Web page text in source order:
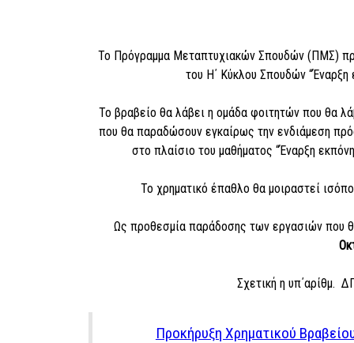
Το Πρόγραμμα Μεταπτυχιακών Σπουδών (ΠΜΣ)
του Η΄ Κύκλου Σπουδών “Έναρξη
Το βραβείο θα λάβει η ομάδα φοιτητών που θα
που θα παραδώσουν εγκαίρως την ενδιάμεση
στο πλαίσιο του μαθήματος “Έναρξη
Το χρηματικό έπαθλο θα μοιραστεί
Ως προθεσμία παράδοσης των εργασιών που
Σχετική η υπ΄αρίθμ.
Προκήρυξη Χρηματικού